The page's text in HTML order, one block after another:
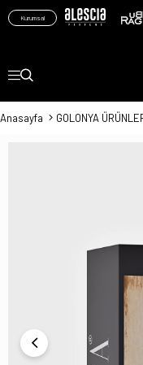
Kurumsal
Anasayfa GOLONYA